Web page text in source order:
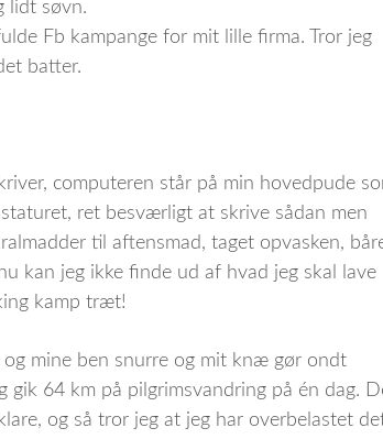
lidt søvn.
Fb kampange for mit lille firma. Tror jeg
batter.
computeren står på min hovedpude
ret besværligt at skrive sådan men
til aftensmad, taget opvasken,
kan jeg ikke finde ud af hvad jeg skal lave
kamp træt!
mine ben snurre og mit knæ gør ondt
gik 64 km på pilgrimsvandring på én dag.
og så tror jeg at jeg har overbelastet